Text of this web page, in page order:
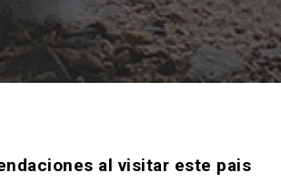
al visitar este pais